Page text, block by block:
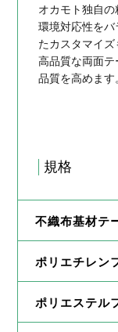
オカモト独自の
環境対応性を
たカスタマイズ
高品質な両面
品質を高めます
規格
不織布基材テ
ポリエチレン
ポリエステル